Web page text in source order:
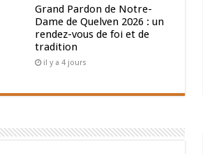
Grand Pardon de Notre-
Dame de Quelven 2026 : un
rendez-vous de foi et de
tradition
il y a 4 jours